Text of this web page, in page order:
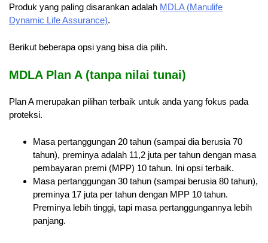
Produk yang paling disarankan adalah MDLA (Manulife
Dynamic Life Assurance).
Berikut beberapa opsi yang bisa dia pilih.
MDLA Plan A (tanpa nilai tunai)
Plan A merupakan pilihan terbaik untuk anda yang fokus pada
proteksi.
Masa pertanggungan 20 tahun (sampai dia berusia 70
tahun), preminya adalah 11,2 juta per tahun dengan masa
pembayaran premi (MPP) 10 tahun. Ini opsi terbaik.
Masa pertanggungan 30 tahun (sampai berusia 80 tahun),
preminya 17 juta per tahun dengan MPP 10 tahun.
Preminya lebih tinggi, tapi masa pertanggungannya lebih
panjang.